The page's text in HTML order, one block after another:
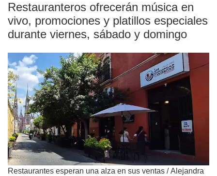
Restauranteros ofrecerán música en
vivo, promociones y platillos especiales
durante viernes, sábado y domingo
Restaurantes esperan una alza en sus ventas /Alejandra